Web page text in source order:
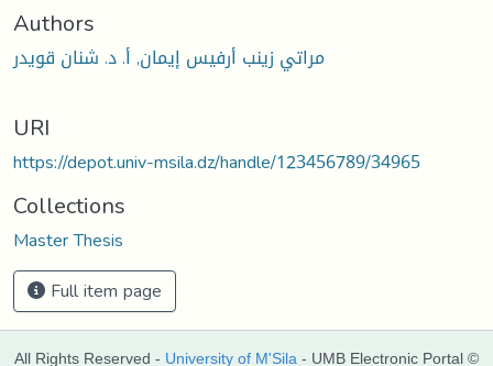
Authors
مراتي زينب أرفيس إيمان, أ‌. د. شنان قويدر
URI
https://depot.univ-msila.dz/handle/123456789/34965
Collections
Master Thesis
Full item page
All Rights Reserved - University of M'Sila - UMB Electronic Portal ©